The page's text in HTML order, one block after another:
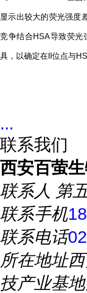
显示出较大的荧光强度
竞争结合HSA导致荧光
具，以确定在II位点与
...
联系我们
西安百萤
联系人 第
联系手机
联系电话
所在地址
技产业基